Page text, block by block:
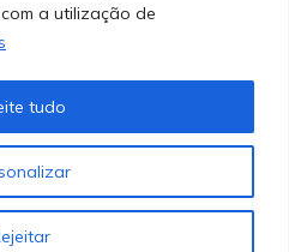
a utilização de
tudo